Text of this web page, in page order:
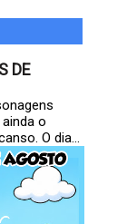
DE
o
O dia...